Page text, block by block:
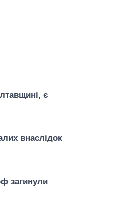
є
внаслідок
загинули